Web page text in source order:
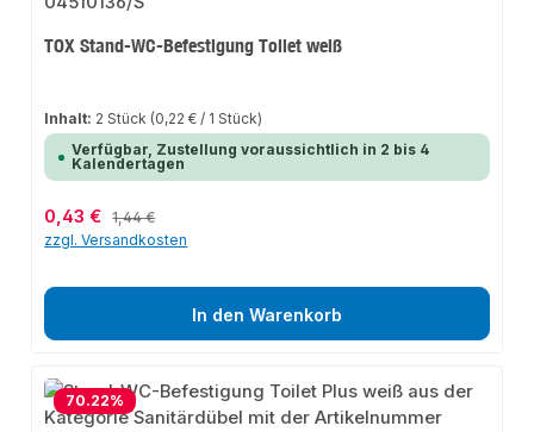
TOX Stand-WC-Befestigung Toilet weiß
Inhalt: 2 Stück (0,22 € / 1 Stück)
Verfügbar, Zustellung voraussichtlich in 2 bis 4
Kalendertagen
Verkaufspreis:
0,43 € Regulärer Preis:
1,44 €
zzgl. Versandkosten
In den Warenkorb
70.22%